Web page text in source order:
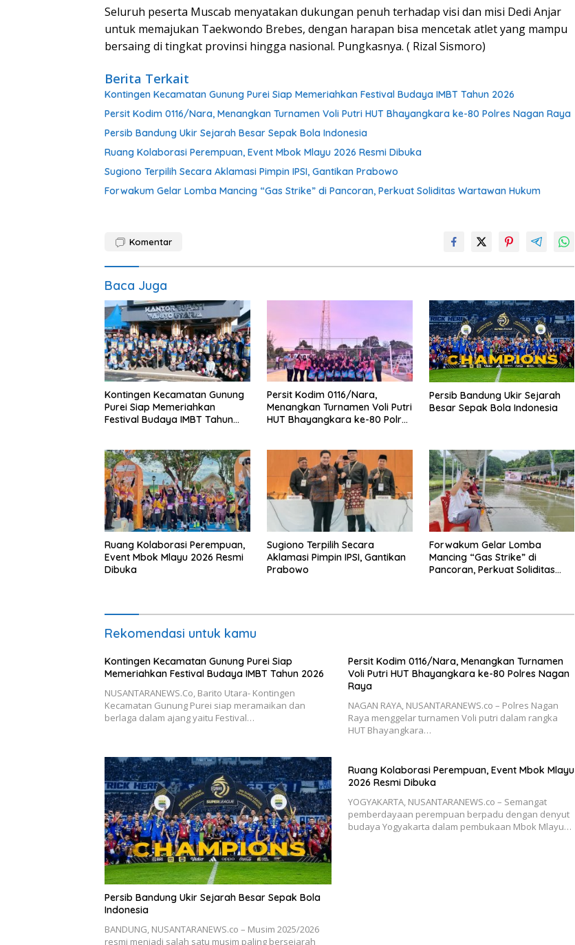
Seluruh peserta Muscab menyatakan dukungan penuh terhadap visi dan misi Dedi Anjar
untuk memajukan Taekwondo Brebes, dengan harapan bisa mencetak atlet yang mampu
bersaing di tingkat provinsi hingga nasional. Pungkasnya. ( Rizal Sismoro)
Berita Terkait
Kontingen Kecamatan Gunung Purei Siap Memeriahkan Festival Budaya IMBT Tahun 2026
Persit Kodim 0116/Nara, Menangkan Turnamen Voli Putri HUT Bhayangkara ke-80 Polres Nagan Raya
Persib Bandung Ukir Sejarah Besar Sepak Bola Indonesia
Ruang Kolaborasi Perempuan, Event Mbok Mlayu 2026 Resmi Dibuka
Sugiono Terpilih Secara Aklamasi Pimpin IPSI, Gantikan Prabowo
Forwakum Gelar Lomba Mancing “Gas Strike” di Pancoran, Perkuat Soliditas Wartawan Hukum
Komentar
Baca Juga
Kontingen Kecamatan Gunung
Purei Siap Memeriahkan
Festival Budaya IMBT Tahun
Persit Kodim 0116/Nara,
Menangkan Turnamen Voli Putri
HUT Bhayangkara ke-80 Polres
Persib Bandung Ukir Sejarah
Besar Sepak Bola Indonesia
Ruang Kolaborasi Perempuan,
Event Mbok Mlayu 2026 Resmi
Dibuka
Sugiono Terpilih Secara
Aklamasi Pimpin IPSI, Gantikan
Prabowo
Forwakum Gelar Lomba
Mancing “Gas Strike” di
Pancoran, Perkuat Soliditas
Rekomendasi untuk kamu
Kontingen Kecamatan Gunung Purei Siap
Memeriahkan Festival Budaya IMBT Tahun 2026
NUSANTARANEWS.Co, Barito Utara- Kontingen
Kecamatan Gunung Purei siap meramaikan dan
berlaga dalam ajang yaitu Festival…
Persit Kodim 0116/Nara, Menangkan Turnamen
Voli Putri HUT Bhayangkara ke-80 Polres Nagan
Raya
NAGAN RAYA, NUSANTARANEWS.co – Polres Nagan
Raya menggelar turnamen Voli putri dalam rangka
HUT Bhayangkara…
Persib Bandung Ukir Sejarah Besar Sepak Bola
Indonesia
BANDUNG, NUSANTARANEWS.co – Musim 2025/2026
resmi menjadi salah satu musim paling bersejarah
Ruang Kolaborasi Perempuan, Event Mbok Mlayu
2026 Resmi Dibuka
YOGYAKARTA, NUSANTARANEWS.co – Semangat
pemberdayaan perempuan berpadu dengan denyut
budaya Yogyakarta dalam pembukaan Mbok Mlayu…